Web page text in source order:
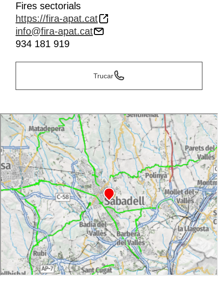
Fires sectorials
https://fira-apat.cat
info@fira-apat.cat
934 181 919
Trucar